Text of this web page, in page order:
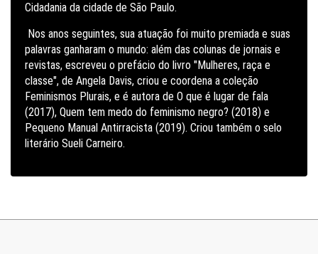
Cidadania da cidade de São Paulo.
Nos anos seguintes, sua atuação foi muito premiada e suas
palavras ganharam o mundo: além das colunas de jornais e
revistas, escreveu o prefácio do livro "Mulheres, raça e
classe", de Angela Davis, criou e coordena a coleção
Feminismos Plurais, e é autora de O que é lugar de fala
(2017), Quem tem medo do feminismo negro? (2018) e
Pequeno Manual Antirracista (2019). Criou também o selo
literário Sueli Carneiro.